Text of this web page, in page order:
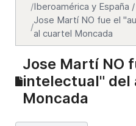
Iberoamérica y España
Jose Martí NO fue el
al cuartel Moncada
Jose Martí NO
intelectual" del
Moncada